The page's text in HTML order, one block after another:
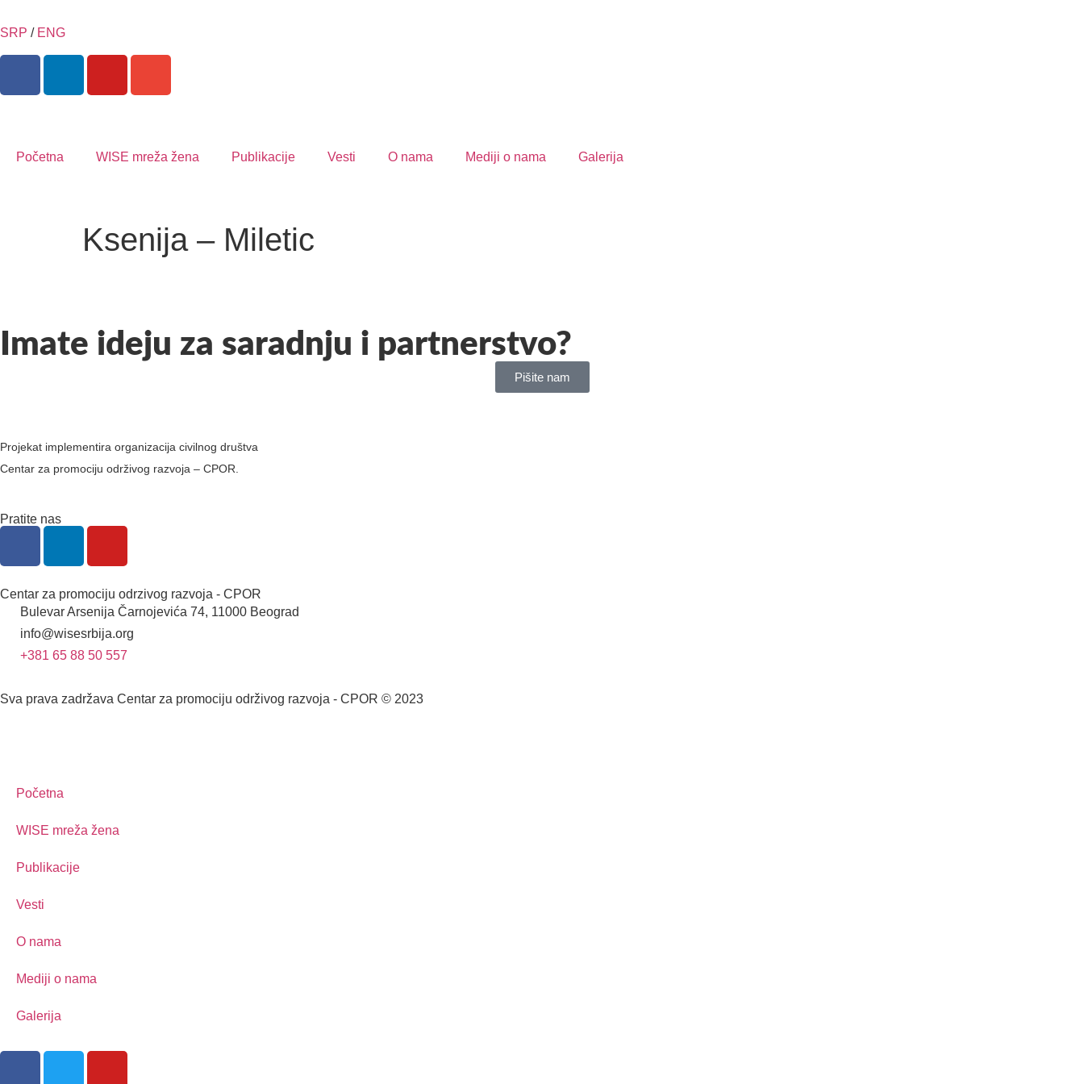
SRP / ENG
Početna WISE mreža žena Publikacije Vesti O nama Mediji o nama Galerija
Ksenija – Miletic
Imate ideju za saradnju i partnerstvo?
Pišite nam
Projekat implementira organizacija civilnog društva
Centar za promociju održivog razvoja – CPOR.
Pratite nas
Centar za promociju odrzivog razvoja - CPOR
Bulevar Arsenija Čarnojevića 74, 11000 Beograd
info@wisesrbija.org
+381 65 88 50 557
Sva prava zadržava Centar za promociju održivog razvoja - CPOR © 2023
Početna
WISE mreža žena
Publikacije
Vesti
O nama
Mediji o nama
Galerija